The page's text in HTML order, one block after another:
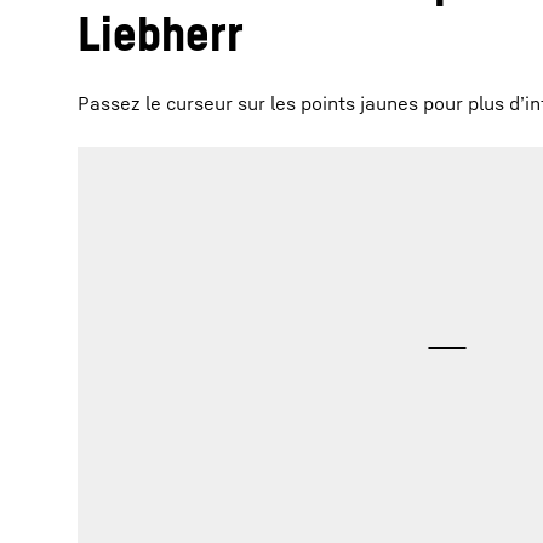
Liebherr
Passez le curseur sur les points jaunes pour plus